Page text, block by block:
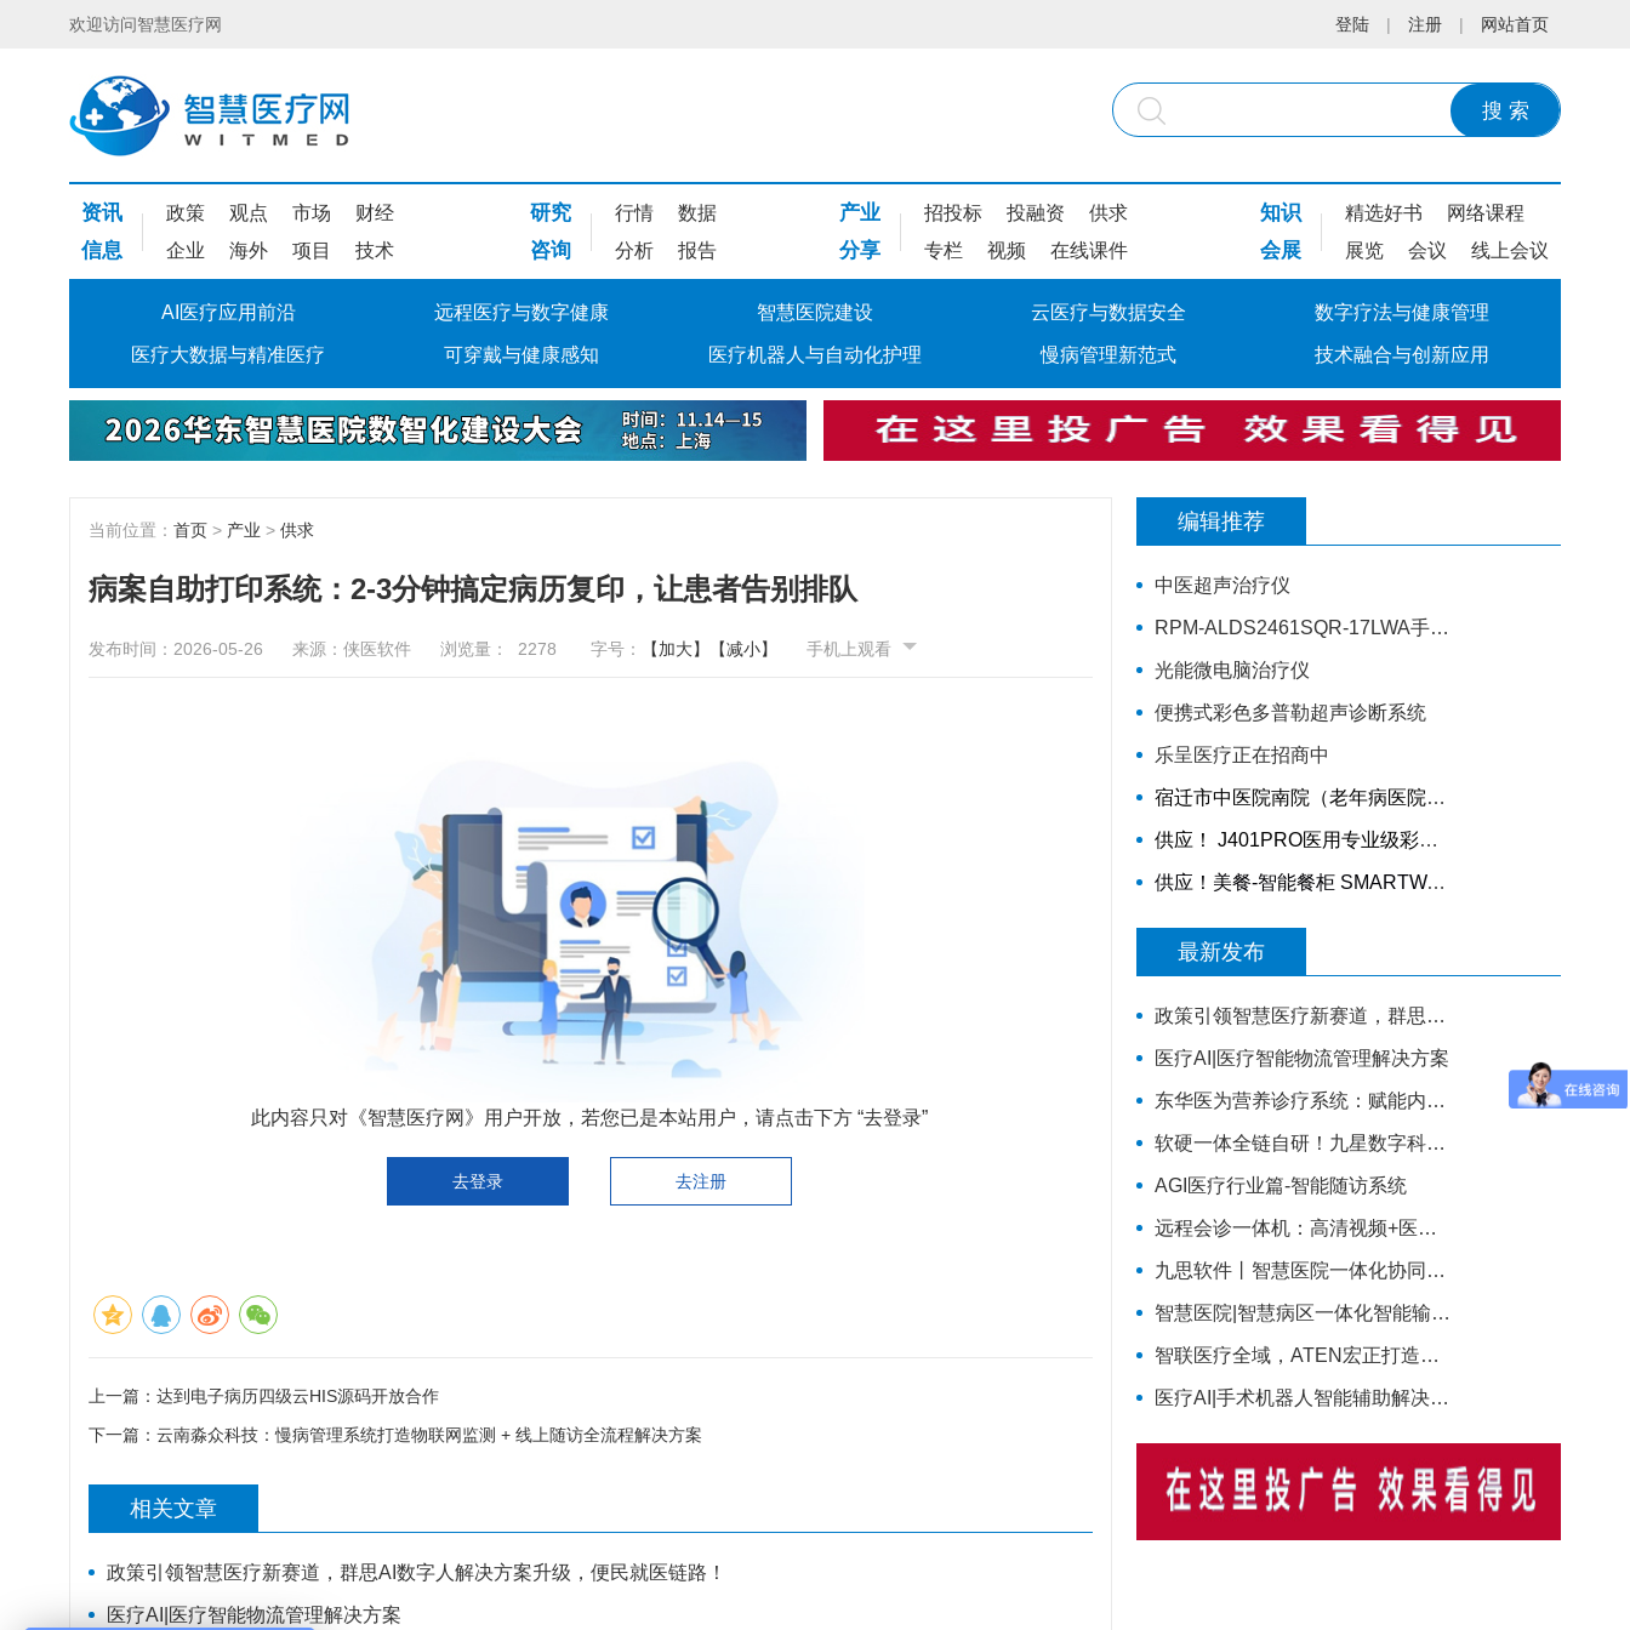
欢迎访问智慧医疗网 登陆 | 注册 | 网站首页
搜 索
资讯 政策 观点 市场 财经
信息 企业 海外 项目 技术
研究 行情 数据
咨询 分析 报告
产业 招投标 投融资 供求
分享 专栏 视频 在线课件
知识 精选好书 网络课程
会展 展览 会议 线上会议
AI医疗应用前沿 远程医疗与数字健康 智慧医院建设 云医疗与数据安全 数字疗法与健康管理
医疗大数据与精准医疗 可穿戴与健康感知 医疗机器人与自动化护理 慢病管理新范式 技术融合与创新应用
当前位置： 首页 > 产业 > 供求
病案自助打印系统：2-3分钟搞定病历复印，让患者告别排队
发布时间：2026-05-26 来源：侠医软件 浏览量： 2278 字号： 【加大】 【减小】 手机上观看
此内容只对《智慧医疗网》用户开放，若您已是本站用户，请点击下方 “去登录”
去登录 去注册
上一篇： 达到电子病历四级云HIS源码开放合作
下一篇： 云南淼众科技：慢病管理系统打造物联网监测 + 线上随访全流程解决方案
相关文章
政策引领智慧医疗新赛道，群思AI数字人解决方案升级，便民就医链路！
医疗AI|医疗智能物流管理解决方案
编辑推荐
中医超声治疗仪
RPM-ALDS2461SQR-17LWA手动轮椅车
光能微电脑治疗仪
便携式彩色多普勒超声诊断系统
乐呈医疗正在招商中
宿迁市中医院南院（老年病医院）智慧医院信息化项目采购公告
供应！ J401PRO医用专业级彩色多材料3D打印机
供应！美餐-智能餐柜 SMARTWAITER W2E 、智能电子收银称 SUNMI S2
最新发布
政策引领智慧医疗新赛道，群思AI数字人解决方案升级，便民就医链路！
医疗AI|医疗智能物流管理解决方案
东华医为营养诊疗系统：赋能内分泌科智慧营养管理
软硬一体全链自研！九星数字科技完整智慧医疗产品矩阵，助力区域医疗数字化升级
AGI医疗行业篇-智能随访系统
远程会诊一体机：高清视频+医学影像的融合方案
九思软件丨智慧医院一体化协同管理解决方案
智慧医院|智慧病区一体化智能输液监控解决方案
智联医疗全域，ATEN宏正打造智慧医疗一体化连接解决方案
医疗AI|手术机器人智能辅助解决方案